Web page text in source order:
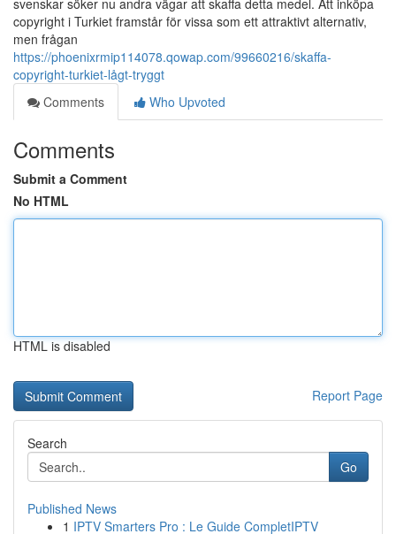
svenskar söker nu andra vägar att skaffa detta medel. Att inköpa
copyright i Turkiet framstår för vissa som ett attraktivt alternativ,
men frågan
https://phoenixrmip114078.qowap.com/99660216/skaffa-
copyright-turkiet-lågt-tryggt
Comments
Who Upvoted
Comments
Submit a Comment
No HTML
HTML is disabled
Report Page
Search
Go
Published News
1 IPTV Smarters Pro : Le Guide CompletIPTV